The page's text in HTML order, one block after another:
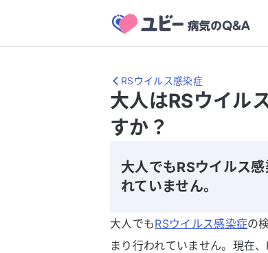
RSウイルス感染症
大人はRSウイル
すか？
大人でもRSウイルス
れていません。
大人でもRSウイルス感染症の
まり行われていません。現在